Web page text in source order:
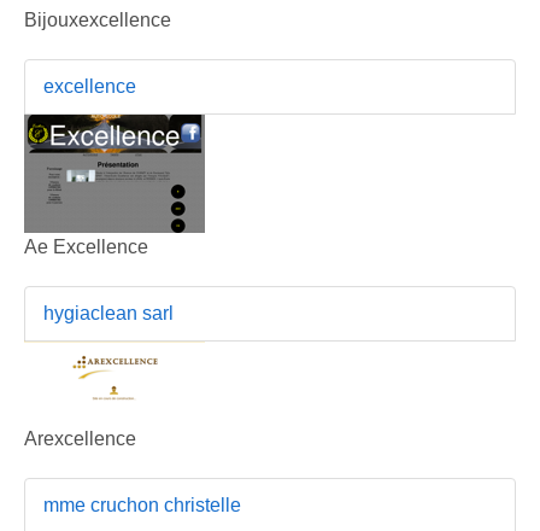
Bijouxexcellence
excellence
Ae Excellence
hygiaclean sarl
Arexcellence
mme cruchon christelle